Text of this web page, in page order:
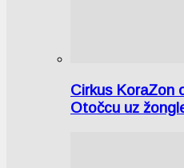
Cirkus KoraZon
Otočcu uz